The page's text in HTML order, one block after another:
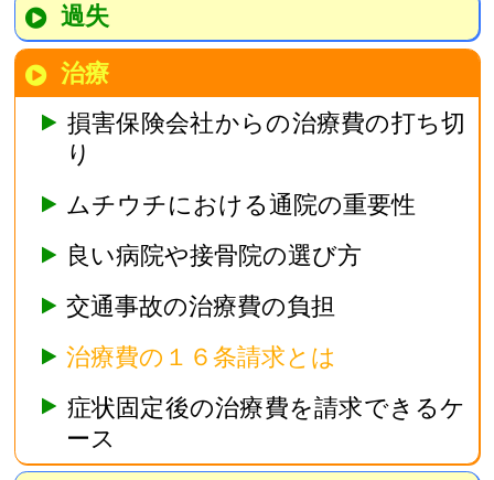
過失
治療
損害保険会社からの治療費の打ち切
り
ムチウチにおける通院の重要性
良い病院や接骨院の選び方
交通事故の治療費の負担
治療費の１６条請求とは
症状固定後の治療費を請求できるケ
ース